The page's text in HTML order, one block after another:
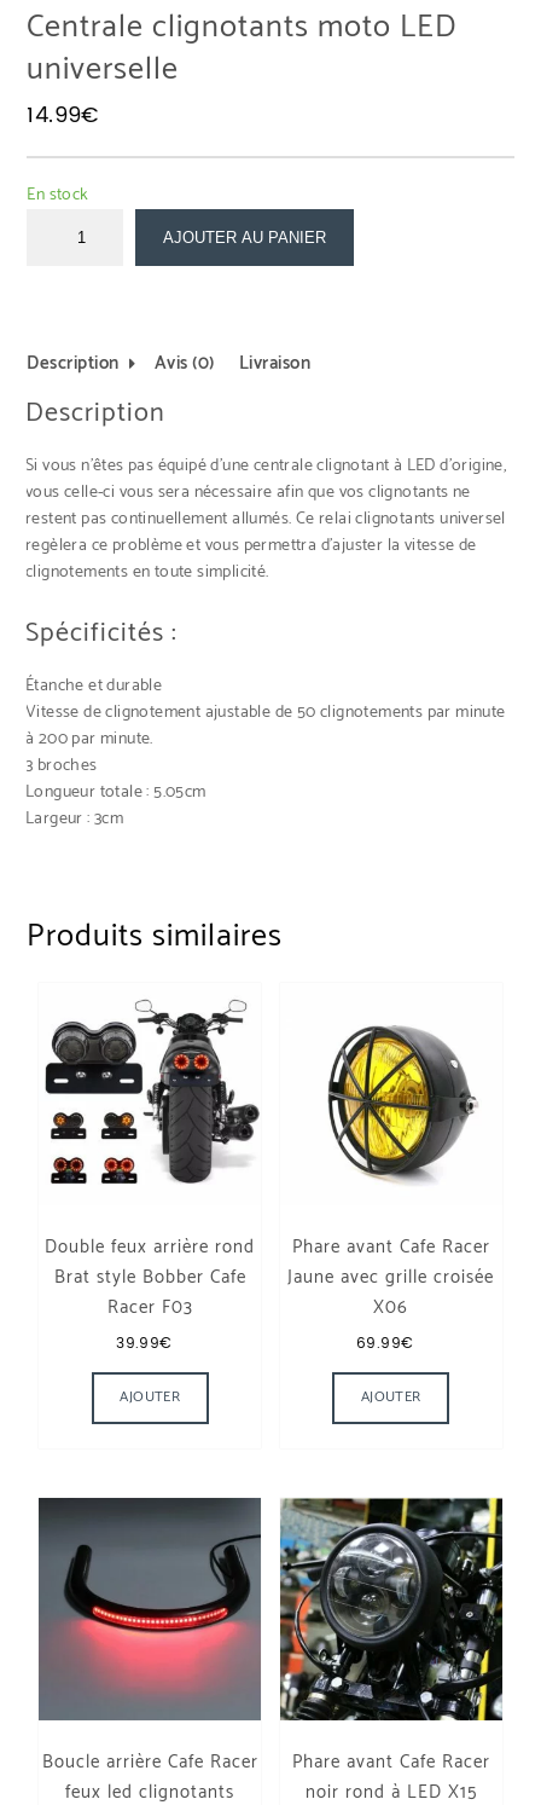
Centrale clignotants moto LED
universelle
14.99€
En stock
AJOUTER AU PANIER
Description Avis (0) Livraison
Description
Si vous n’êtes pas équipé d’une centrale clignotant à LED d’origine,
vous celle-ci vous sera nécessaire afin que vos clignotants ne
restent pas continuellement allumés. Ce relai clignotants universel
regèlera ce problème et vous permettra d’ajuster la vitesse de
clignotements en toute simplicité.
Spécificités :
Étanche et durable
Vitesse de clignotement ajustable de 50 clignotements par minute
à 200 par minute.
3 broches
Longueur totale : 5.05cm
Largeur : 3cm
Produits similaires
Double feux arrière rond
Brat style Bobber Cafe
Racer F03
39.99€
AJOUTER
Ce produit a plusieurs variations. Les
Phare avant Cafe Racer
Jaune avec grille croisée
X06
69.99€
AJOUTER
Boucle arrière Cafe Racer
feux led clignotants
Phare avant Cafe Racer
noir rond à LED X15